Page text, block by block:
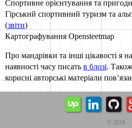
Спортивне орієнтування та
Гірський спортивний туризм та
(звіти)
Картографування Opensteetmap
Про мандрівки та інші цікавості я
наявності часу писать в блозі.
корисні авторські матеріали
© 2018